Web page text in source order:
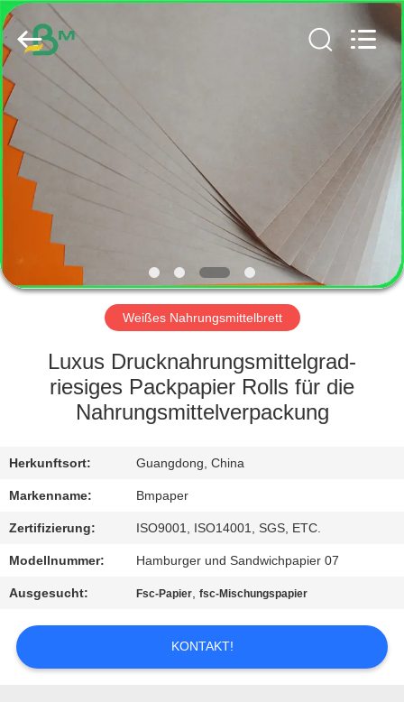
HAUS
PRODUKTE
ÜBER
UNS
FABRIK-
AUSFLUG
QUALITÄTSKONTROLLE
SIE
MIT
UNS
IN
VERBINDUNG
NACHRICHTEN
BMPAPER
CO.,
LTD..
All
Rights
Reserved.
Weißes Nahrungsmittelbrett
Luxus Drucknahrungsmittelgrad-
riesiges Packpapier Rolls für die
Nahrungsmittelverpackung
Herkunftsort: Guangdong, China
Markenname: Bmpaper
Zertifizierung: ISO9001, ISO14001, SGS, ETC.
Modellnummer: Hamburger und Sandwichpapier 07
Ausgesucht: Fsc-Papier,fsc-Mischungspapier
KONTAKT!